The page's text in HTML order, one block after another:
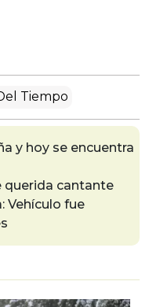
Tiempo
y hoy se encuentra
querida cantante
Vehículo fue